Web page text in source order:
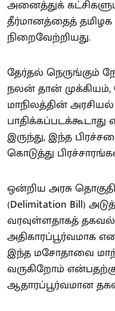
அனைத்துக்
தீர்மானத்தைத் தமிழக
நிறைவேற்றியது.
தேர்தல் நெருங்கும்
நலன் தான்
மாநிலத்தின் அரசியல்
பாதிக்கப்படக்கூடாது
இருந்து, இந்த
கொடுத்து
ஒன்றிய அரசு
(Delimitation Bill)
வரவுள்ளதாகத் தகவல்
அதிகாரப்பூர்வமாக
இந்த மசோதாவை
வருகிறோம்
ஆதாரப்பூர்வமான